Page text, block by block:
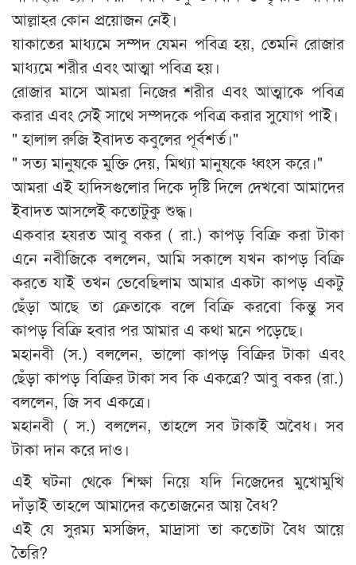
আল্লাহর কোন প্রয়োজন নেই।
যাকাতের মাধ্যমে সম্পদ যেমন পবিত্র হয়, তেমনি রোজার
মাধ্যমে শরীর এবং আত্মা পবিত্র হয়।
রোজার মাসে আমরা নিজের শরীর এবং আত্মাকে পবিত্র
করার এবং সেই সাথে সম্পদকে পবিত্র করার সুযোগ পাই।
" হালাল রুজি ইবাদত কবুলের পূর্বশর্ত।"
" সত্য মানুষকে মুক্তি দেয়, মিথ্যা মানুষকে ধ্বংস করে।"
আমরা এই হাদিসগুলোর দিকে দৃষ্টি দিলে দেখবো আমাদের
ইবাদত আসলেই কতোটুকু শুদ্ধ।
একবার হযরত আবু বকর ( রা.) কাপড় বিক্রি করা টাকা
এনে নবীজিকে বললেন, আমি সকালে যখন কাপড় বিক্রি
করতে যাই তখন ভেবেছিলাম আমার একটা কাপড় একটু
ছেঁড়া আছে তা ক্রেতাকে বলে বিক্রি করবো কিন্তু সব
কাপড় বিক্রি হবার পর আমার এ কথা মনে পড়েছে।
মহানবী (স.) বললেন, ভালো কাপড় বিক্রির টাকা এবং
ছেঁড়া কাপড় বিক্রির টাকা সব কি একত্রে? আবু বকর (রা.)
বললেন, জি সব একত্রে।
মহানবী ( স.) বললেন, তাহলে সব টাকাই অবৈধ। সব
টাকা দান করে দাও।
এই ঘটনা থেকে শিক্ষা নিয়ে যদি নিজেদের মুখোমুখি
দাঁড়াই তাহলে আমাদের কতোজনের আয় বৈধ?
এই যে সুরম্য মসজিদ, মাদ্রাসা তা কতোটা বৈধ আয়ে
তৈরি?